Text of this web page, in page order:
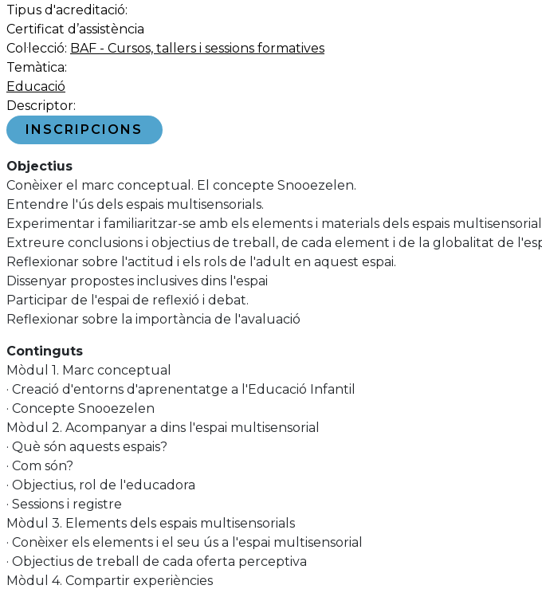
Tipus d'acreditació:
Certificat d’assistència
Col·lecció: BAF - Cursos, tallers i sessions formatives
Temàtica:
Educació
Descriptor:
INSCRIPCIONS
Objectius
Conèixer el marc conceptual. El concepte Snooezelen.
Entendre l'ús dels espais multisensorials.
Experimentar i familiaritzar-se amb els elements i materials dels espais
Extreure conclusions i objectius de treball, de cada element i de la globalitat de
Reflexionar sobre l'actitud i els rols de l'adult en aquest espai.
Dissenyar propostes inclusives dins l'espai
Participar de l'espai de reflexió i debat.
Reflexionar sobre la importància de l'avaluació
Continguts
Mòdul 1. Marc conceptual
· Creació d'entorns d'aprenentatge a l'Educació Infantil
· Concepte Snooezelen
Mòdul 2. Acompanyar a dins l'espai multisensorial
· Què són aquests espais?
· Com són?
· Objectius, rol de l'educadora
· Sessions i registre
Mòdul 3. Elements dels espais multisensorials
· Conèixer els elements i el seu ús a l'espai multisensorial
· Objectius de treball de cada oferta perceptiva
Mòdul 4. Compartir experiències